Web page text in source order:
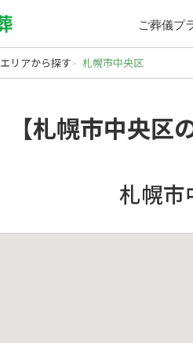
ご葬儀プ
エリアから探す 札幌市中央区
【札幌市中央区
札幌市